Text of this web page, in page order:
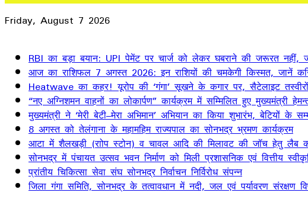
Friday, August 7 2026
RBI का बड़ा बयान: UPI पेमेंट पर चार्ज को लेकर घबराने की जरूरत नहीं,
आज का राशिफल 7 अगस्त 2026: इन राशियों की चमकेगी किस्मत, जानें
Heatwave का कहर! यूरोप की ‘गंगा’ सूखने के कगार पर, सैटेलाइट
“नए अग्निशमन वाहनों का लोकार्पण” कार्यक्रम में सम्मिलित हुए मुख्यमंत्री
मुख्यमंत्री ने ‘मेरी बेटी–मेरा अभिमान’ अभियान का किया शुभारंभ, बेटियों के
8 अगस्त को तेलंगाना के महामहिम राज्यपाल का सोनभद्र भ्रमण कार्यक्रम
आटा में शैलखड़ी (राोप स्टोन) व चावल आदि की मिलावट की जॉच हेतु लैब
सोनभद्र में पंचायत उत्सव भवन निर्माण को मिली प्रशासनिक एवं वित्तीय
प्रांतीय चिकित्सा सेवा संघ सोनभद्र निर्वाचन निर्विरोध संपन्न
जिला गंगा समिति, सोनभद्र के तत्वावधान में नदी, जल एवं पर्यावरण संरक्षण